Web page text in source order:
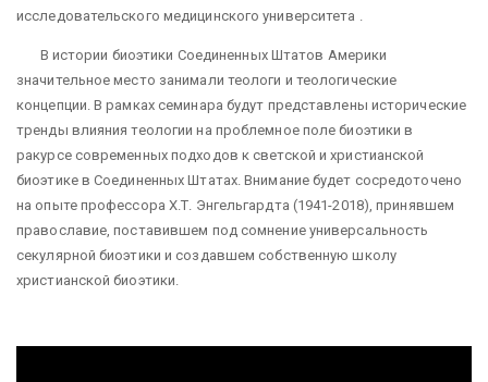
исследовательского медицинского университета .
В истории биоэтики Соединенных Штатов Америки
значительное место занимали теологи и теологические
концепции. В рамках семинара будут представлены исторические
тренды влияния теологии на проблемное поле биоэтики в
ракурсе современных подходов к светской и христианской
биоэтике в Соединенных Штатах. Внимание будет сосредоточено
на опыте профессора Х.Т. Энгельгардта (1941-2018), принявшем
православие, поставившем под сомнение универсальность
секулярной биоэтики и создавшем собственную школу
христианской биоэтики.